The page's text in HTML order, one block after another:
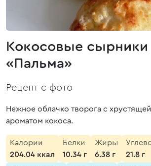
Кокосовые сырники
«Пальма»
Рецепт с фото
Нежное облачко творога с
ароматом кокоса.
Калории
204.04 ккал
Белки
10.34 г
Жиры
6.38 г
21.8 г